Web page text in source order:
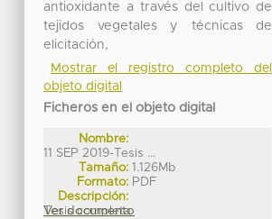
antioxidante a través del cultivo de
tejidos vegetales y técnicas de
elicitación,
Mostrar el registro completo del
objeto digital
Ficheros en el objeto digital
Nombre:
11 SEP 2019-Tesis ...
Tamaño: 1.126Mb
Formato: PDF
Descripción:
Tesis completa
Ver documento